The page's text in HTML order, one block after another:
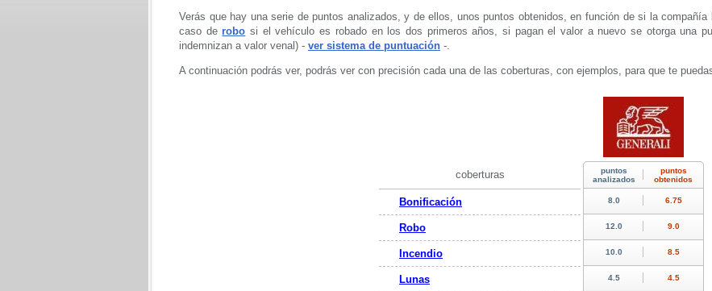
Verás que hay una serie de puntos analizados, y de ellos, unos puntos obtenidos, en función de si la
caso derobo si el vehículo es robado en los dos primeros años, si pagan el valor a nuevo se otorga una
indemnizan a valor venal) - ver sistema de puntuación -.
A continuación podrás ver, podrás ver con precisión cada una de las coberturas, con ejemplos, para que te
coberturas
Bonificación
Robo
Incendio
Lunas